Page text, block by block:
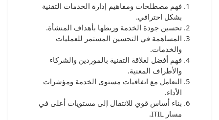
فهم مصطلحات ومفاهيم إدارة الخدمات التقنية
بشكل احترافي.
تحسين جودة الخدمة وربطها بأهداف المنشأة.
المساهمة في التحسين المستمر للعمليات
والخدمات.
فهم أفضل لعلاقة التقنية بالموردين والشركاء
والأطراف المعنية.
التعامل مع اتفاقيات مستوى الخدمة ومؤشرات
الأداء.
بناء أساس قوي للانتقال إلى مستويات أعلى في
مسار ITIL.